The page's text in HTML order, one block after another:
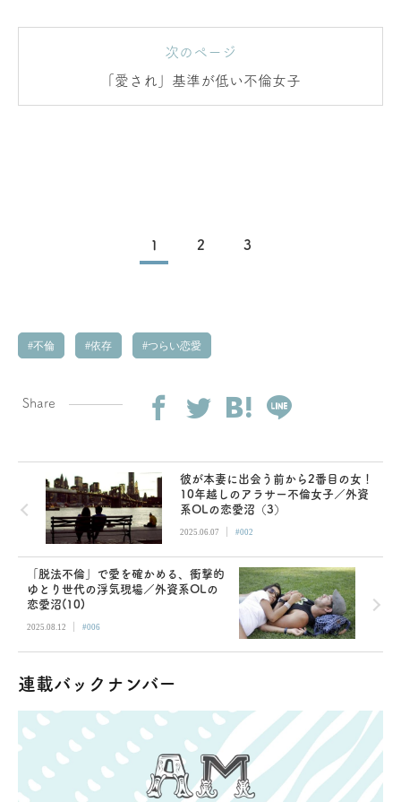
次のページ
「愛され」基準が低い不倫女子
1 2 3
不倫 依存 つらい恋愛
Share
彼が本妻に出会う前から2番目の女！
10年越しのアラサー不倫女子／外資
系OLの恋愛沼（3）
2025.06.07 | #002
「脱法不倫」で愛を確かめる、衝撃的
ゆとり世代の浮気現場／外資系OLの
恋愛沼(10)
2025.08.12 | #006
連載バックナンバー